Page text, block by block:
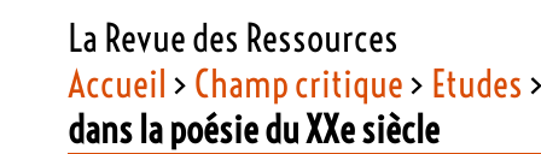
La Revue des Ressources
Accueil > Champ critique> Etudes
dans la poésie du XXe siècle